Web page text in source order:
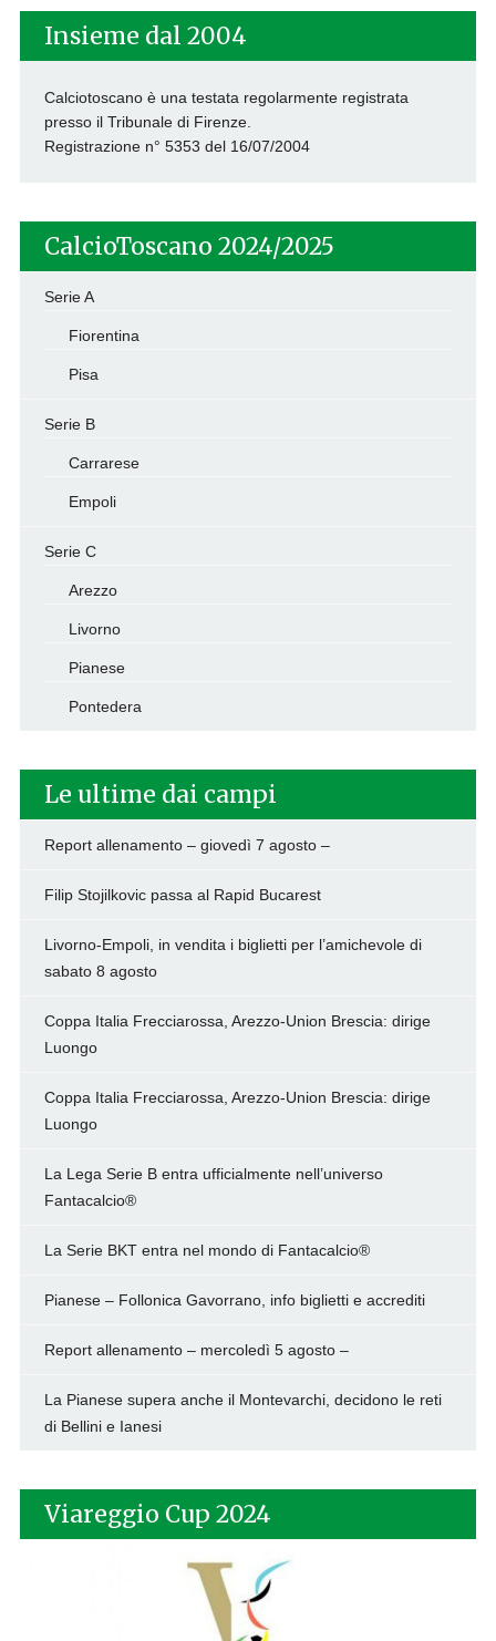
Insieme dal 2004
Calciotoscano è una testata regolarmente registrata
presso il Tribunale di Firenze.
Registrazione n° 5353 del 16/07/2004
CalcioToscano 2024/2025
Serie A
Fiorentina
Pisa
Serie B
Carrarese
Empoli
Serie C
Arezzo
Livorno
Pianese
Pontedera
Le ultime dai campi
Report allenamento – giovedì 7 agosto –
Filip Stojilkovic passa al Rapid Bucarest
Livorno-Empoli, in vendita i biglietti per l’amichevole di
sabato 8 agosto
Coppa Italia Frecciarossa, Arezzo-Union Brescia: dirige
Luongo
Coppa Italia Frecciarossa, Arezzo-Union Brescia: dirige
Luongo
La Lega Serie B entra ufficialmente nell’universo
Fantacalcio®
La Serie BKT entra nel mondo di Fantacalcio®
Pianese – Follonica Gavorrano, info biglietti e accrediti
Report allenamento – mercoledì 5 agosto –
La Pianese supera anche il Montevarchi, decidono le reti
di Bellini e Ianesi
Viareggio Cup 2024